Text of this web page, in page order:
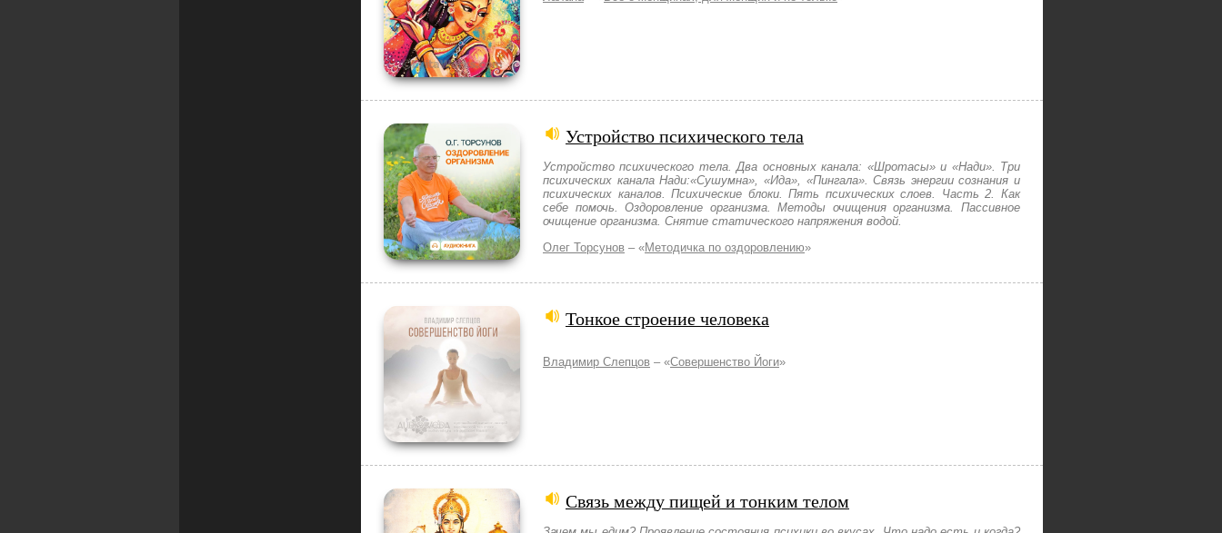
Устройство психического тела
Устройство психического тела. Два основных канала: «Шротасы» и «Нади». Три
психических канала Нади:«Сушумна», «Ида», «Пингала». Связь энергии сознания и
психических каналов. Психические блоки. Пять психических слоев. Часть 2. Как
себе помочь. Оздоровление организма. Методы очищения организма. Пассивное
очищение организма. Снятие статического напряжения водой.
Олег Торсунов – «Методичка по оздоровлению»
Тонкое строение человека
Владимир Слепцов – «Совершенство Йоги»
Связь между пищей и тонким телом